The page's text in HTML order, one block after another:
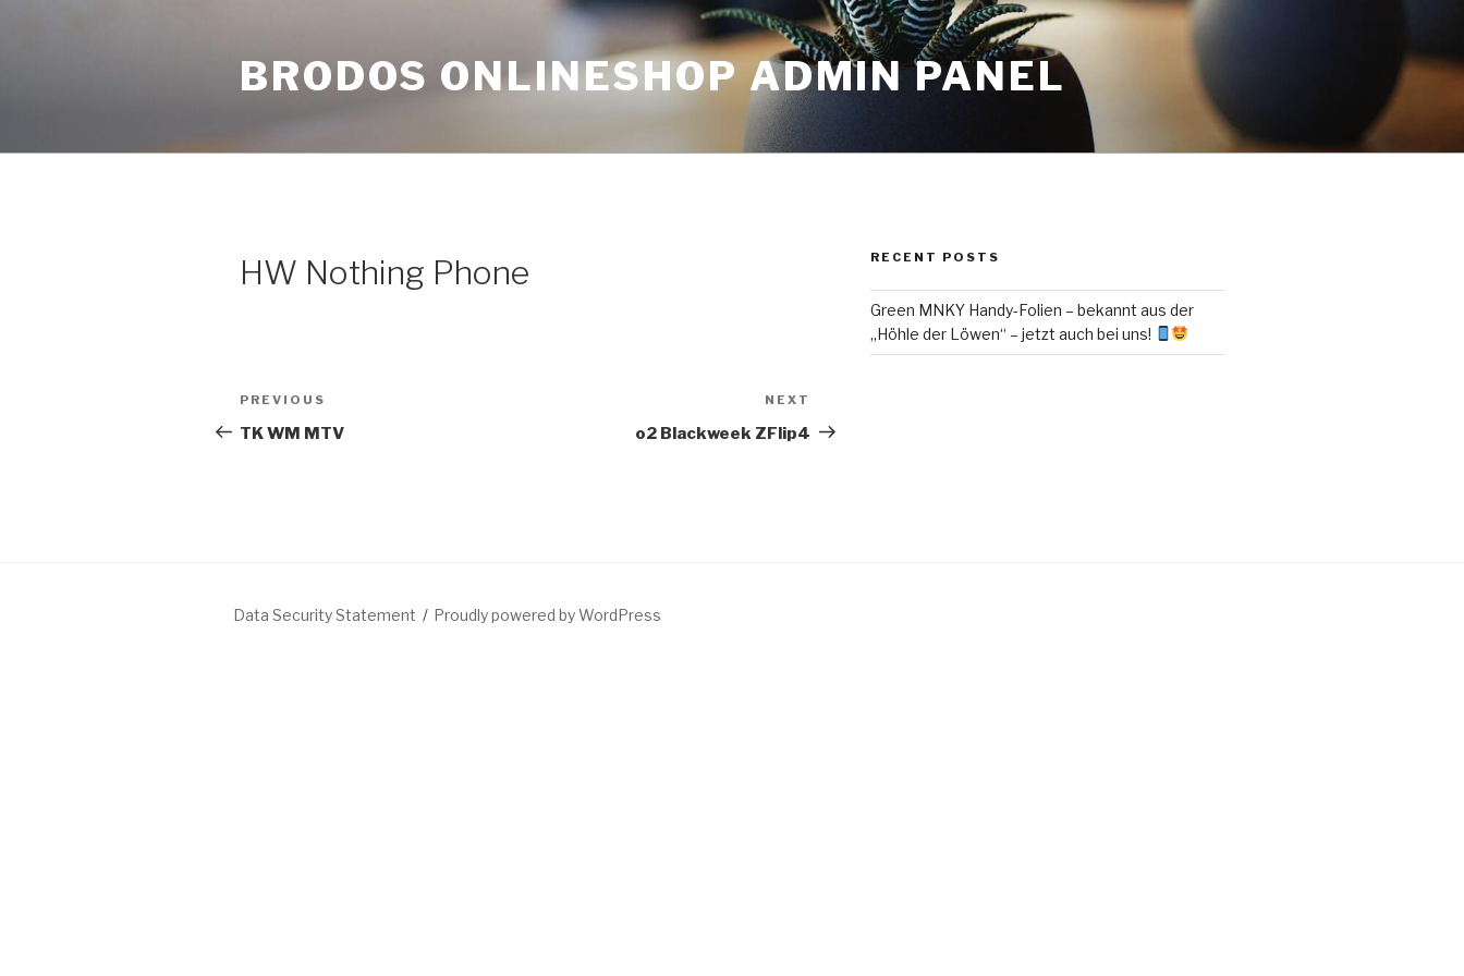
BRODOS ONLINESHOP ADMIN PANEL
HW Nothing Phone
Post
navigation
Previous
Post
PREVIOUS
TK WM MTV
Post
NEXT
o2 Blackweek ZFlip4
RECENT POSTS
Green MNKY Handy-Folien – bekannt aus der
„Höhle der Löwen“ – jetzt auch bei uns!
Data Security Statement Proudly powered by WordPress